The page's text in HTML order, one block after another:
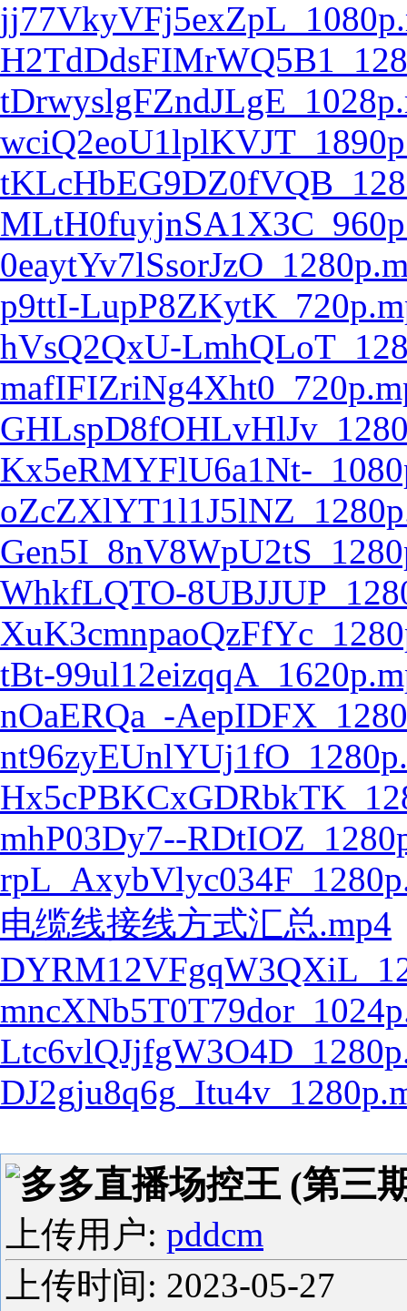
p9ttI-
hVsQ2QxU-
Kx5eRMYFlU6a1Nt-
WhkfLQTO-
tBt-
nOaERQa_-
mhP03Dy7--
电缆线接线方式汇总.mp4
多多直播场控王 (第三
上传用户: pddcm
上传时间: 2023-05-27